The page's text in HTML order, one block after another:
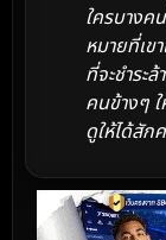
ใครบางค
หมายที่เข
ที่จะชำระ
คนข้างๆ
ดูให้ได้สัก